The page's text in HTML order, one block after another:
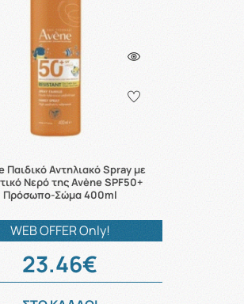
Παιδικό Αντηλιακό Spray με
Νερό της Avène SPF50+
Πρόσωπο-Σώμα 400ml
WEB OFFER Only!
23.46€